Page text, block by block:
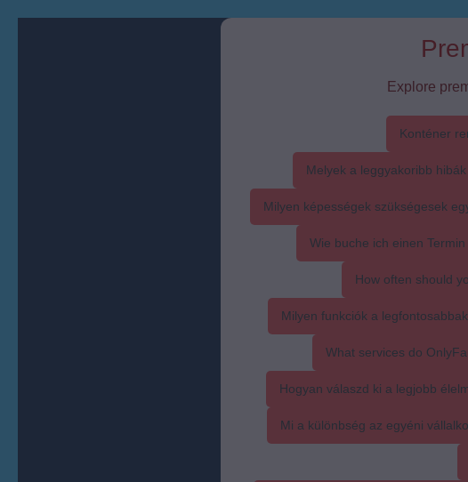
Explore
Konténer
Melyek a leggyakoribb
Milyen képességek szükségesek
Wie buche ich einen
How often should
Milyen funkciók a
What services do
Hogyan válaszd ki a legjobb
Mi a különbség az egyéni